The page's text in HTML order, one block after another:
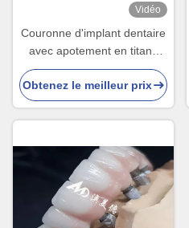
Vidéo
Couronne d'implant dentaire
avec apotement en titane
pour la restauration dentaire
durable
Obtenez le meilleur prix